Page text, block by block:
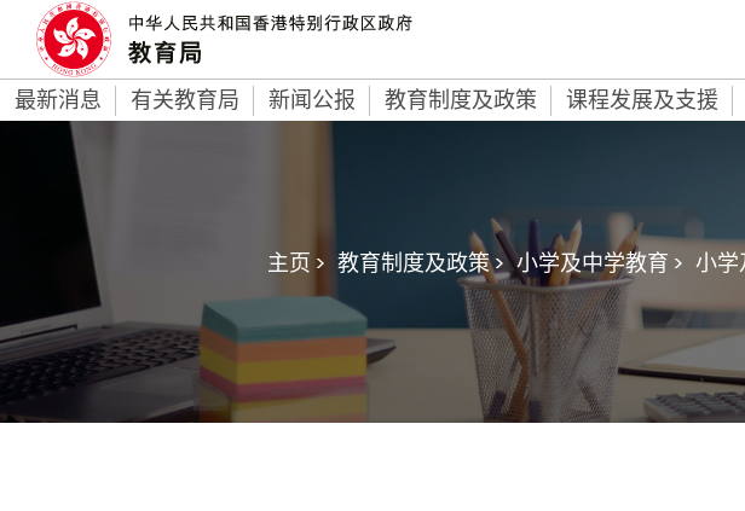
最新消息 有关教育局 新闻公报 教育制度及政策 课程发展及支援
主页 > 教育制度及政策 > 小学及中学教育 > 小学